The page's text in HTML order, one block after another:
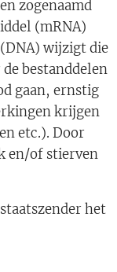
zogenaamd
(mRNA)
wijzigt die
bestanddelen
gaan, ernstig
krijgen
etc.). Door
en/of stierven
het